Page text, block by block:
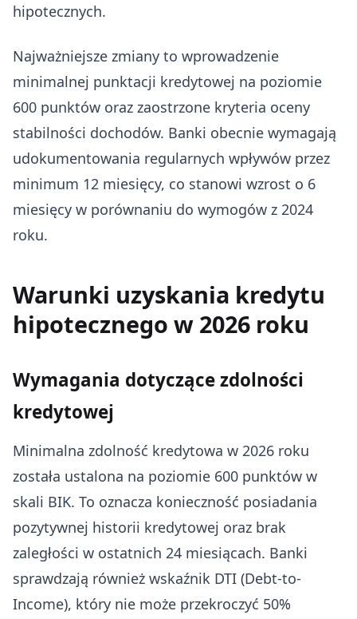
hipotecznych.
Najważniejsze zmiany to wprowadzenie
minimalnej punktacji kredytowej na poziomie
600 punktów oraz zaostrzone kryteria oceny
stabilności dochodów. Banki obecnie wymagają
udokumentowania regularnych wpływów przez
minimum 12 miesięcy, co stanowi wzrost o 6
miesięcy w porównaniu do wymogów z 2024
roku.
Warunki uzyskania kredytu
hipotecznego w 2026 roku
Wymagania dotyczące zdolności
kredytowej
Minimalna zdolność kredytowa w 2026 roku
została ustalona na poziomie 600 punktów w
skali BIK. To oznacza konieczność posiadania
pozytywnej historii kredytowej oraz brak
zaległości w ostatnich 24 miesiącach. Banki
sprawdzają również wskaźnik DTI (Debt-to-
Income), który nie może przekroczyć 50%